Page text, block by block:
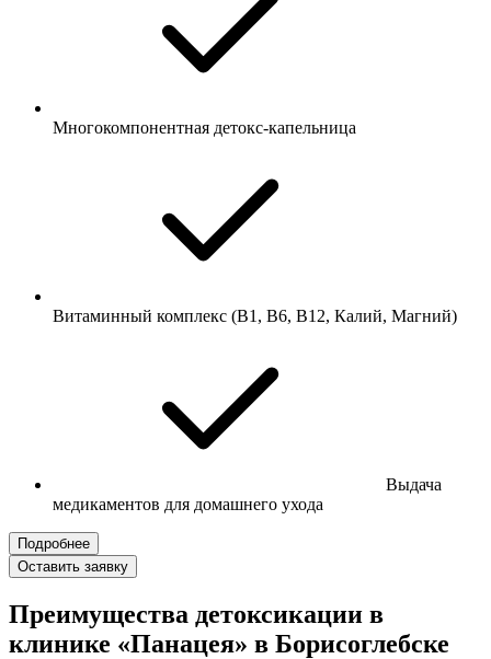
Многокомпонентная детокс-капельница
Витаминный комплекс (B1, B6, B12, Калий, Магний)
Выдача
медикаментов для домашнего ухода
Подробнее
Оставить заявку
Преимущества детоксикации в
клинике «Панацея» в Борисоглебске